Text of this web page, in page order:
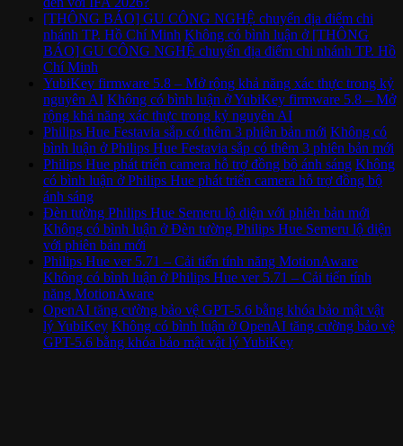
[THÔNG BÁO] GU CÔNG NGHỆ chuyển địa điểm chi
nhánh TP. Hồ Chí Minh Không có bình luận ở [THÔNG
BÁO] GU CÔNG NGHỆ chuyển địa điểm chi nhánh TP. Hồ
Chí Minh
YubiKey firmware 5.8 – Mở rộng khả năng xác thực trong kỷ
nguyên AI Không có bình luận ở YubiKey firmware 5.8 – Mở
rộng khả năng xác thực trong kỷ nguyên AI
Philips Hue Festavia sắp có thêm 3 phiên bản mới Không có
bình luận ở Philips Hue Festavia sắp có thêm 3 phiên bản mới
Philips Hue phát triển camera hỗ trợ đồng bộ ánh sáng Không
có bình luận ở Philips Hue phát triển camera hỗ trợ đồng bộ
ánh sáng
Đèn tường Philips Hue Semeru lộ diện với phiên bản mới
Không có bình luận ở Đèn tường Philips Hue Semeru lộ diện
với phiên bản mới
Philips Hue ver 5.71 – Cải tiến tính năng MotionAware
Không có bình luận ở Philips Hue ver 5.71 – Cải tiến tính
năng MotionAware
OpenAI tăng cường bảo vệ GPT-5.6 bằng khóa bảo mật vật
lý YubiKey Không có bình luận ở OpenAI tăng cường bảo vệ
GPT-5.6 bằng khóa bảo mật vật lý YubiKey